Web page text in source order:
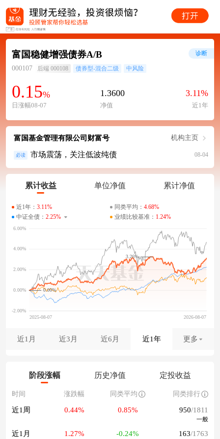
富国稳健增强债券A/B
000107 后端 000108 债券型-混合二级 中风险
0.15%
日涨幅08-07
1.3600
净值
3.11%
近1年
诊断
富国基金管理有限公司财富号 机构主页
必读 市场震荡，关注低波纯债 08-04
累计收益 单位净值 累计净值
近1年： 3.11% 同类平均： 4.68%
中证全债： 2.25% 业绩比较基准： 1.24%
0.00%
3.26%
近1月 近3月 近6月 近1年 更多
阶段涨幅 历史净值 定投收益
时间 涨跌幅 同类平均 同类排行
近1周 0.44% 0.85% 950/1811
一般
近1月 1.27% -0.24% 163/1763